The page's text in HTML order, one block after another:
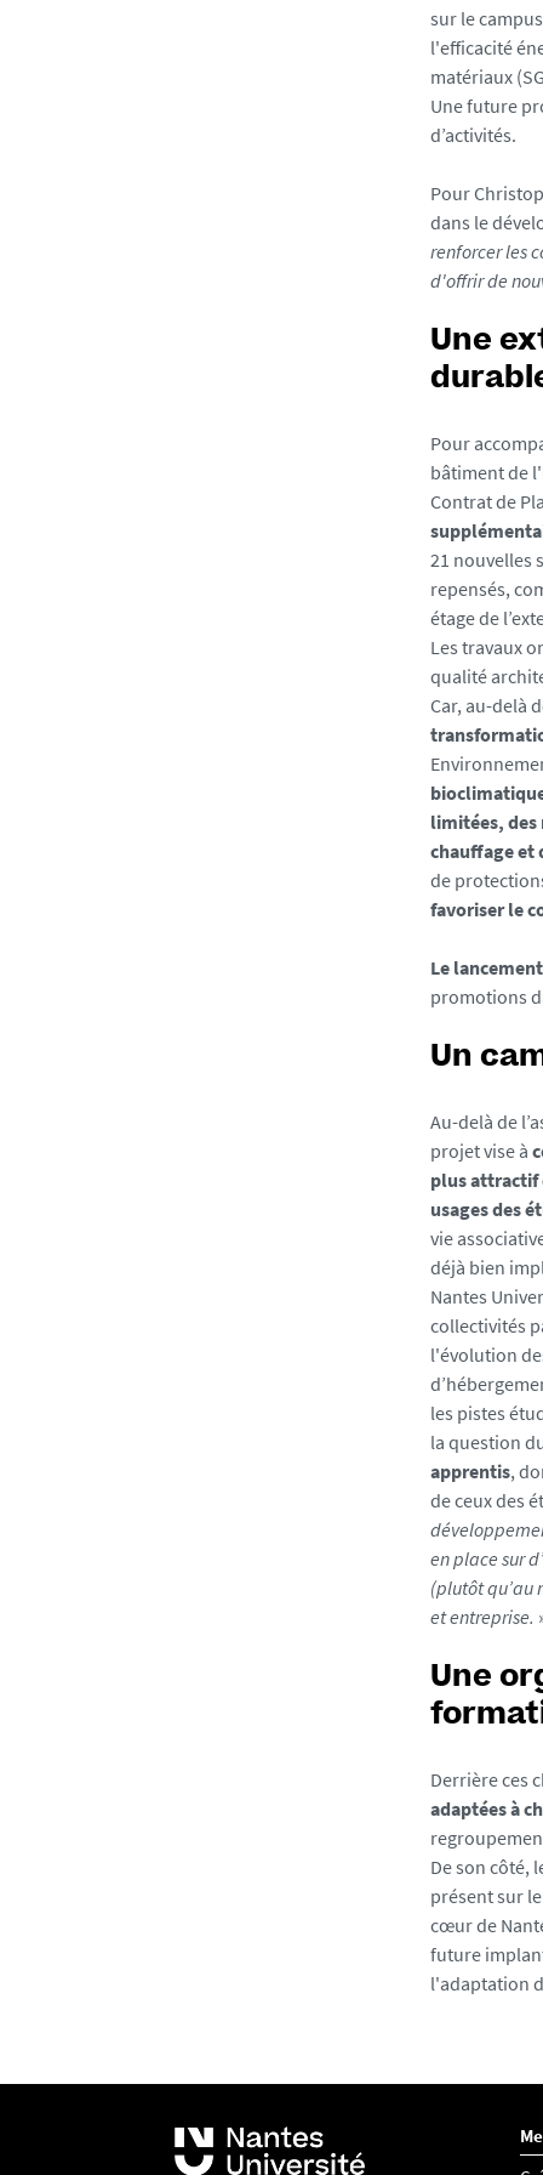
a
s
/
p
h
t
o
/
8
c
r
e
t
-
d
e
-
r
e
d
u
c
t
i
o
n
-
c
m
p
e
s
-
1
-
_
1
7
8
1
8
7
4
7
5
7
5
3
0
sur le
l'efficacité
matériaux
Une future
d’activités.
Pour
dans le
renforcer les
d'offrir de
Une
Pour
bâtiment de
Contrat de
21 nouvelles
repensés,
étage de
Les travaux
qualité
Car, au-delà
limitées, des
chauffage et
de
favoriser le
Le
promotions
Un
Au-delà de
projet vise à
plus attractif
usages des
vie
déjà bien
Nantes
collectivités
l'évolution
les pistes
la question
apprentis,
de ceux des
en place sur
(plutôt qu’au
et entreprise.
Une
Derrière ces
adaptées à
De son côté,
présent sur
cœur de
future
l'adaptation